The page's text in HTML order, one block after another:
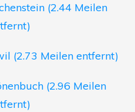
(2.44 Meilen
(2.73 Meilen entfernt)
(2.96 Meilen